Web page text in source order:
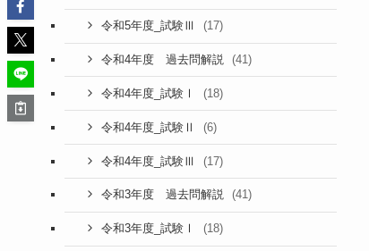
令和5年度_試験Ⅲ (17)
令和4年度 過去問解説 (41)
令和4年度_試験Ⅰ (18)
令和4年度_試験Ⅱ (6)
令和4年度_試験Ⅲ (17)
令和3年度 過去問解説 (41)
令和3年度_試験Ⅰ (18)